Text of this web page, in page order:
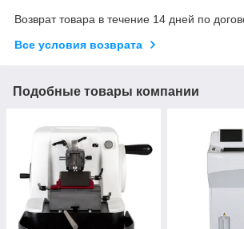
Возврат товара в течение 14 дней по
Все условия возврата
Подобные товары компании